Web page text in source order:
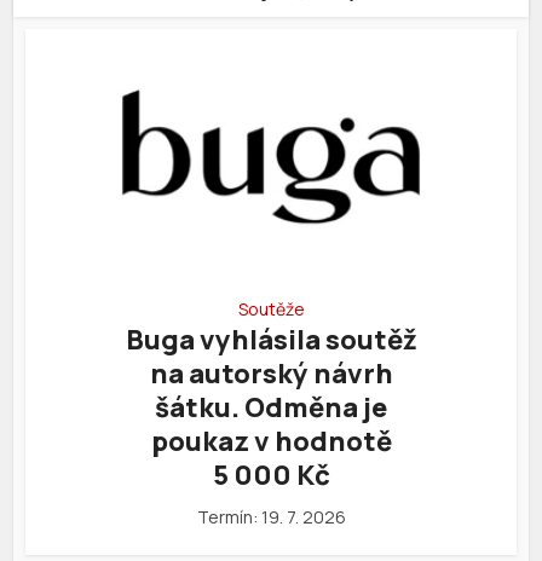
Soutěže
Buga vyhlásila soutěž
na autorský návrh
šátku. Odměna je
poukaz v hodnotě
5 000 Kč
Termín: 19. 7. 2026